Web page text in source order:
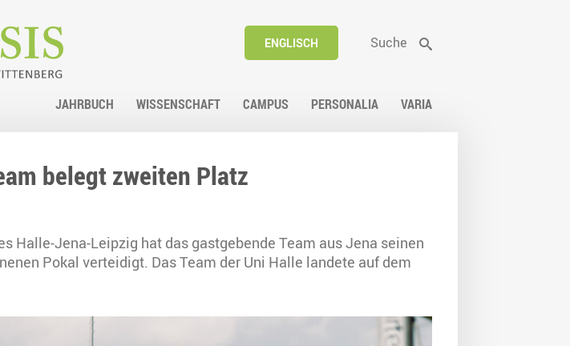
ENGLISCH Suche
JAHRBUCH WISSENSCHAFT CAMPUS PERSONALIA VARIA
belegt zweiten Platz
Halle-Jena-Leipzig hat das gastgebende Team aus Jena seinen
Pokal verteidigt. Das Team der Uni Halle landete auf dem